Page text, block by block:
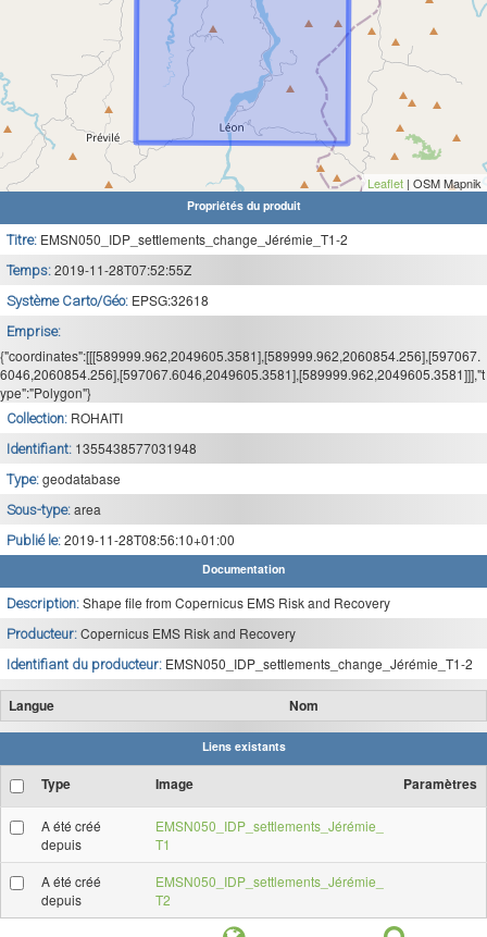
Leaflet | OSM Mapnik
Propriétés du produit
Titre: EMSN050_IDP_settlements_change_Jérémie_T1-2
Temps: 2019-11-28T07:52:55Z
Système Carto/Géo: EPSG:32618
Emprise:
{"coordinates":[[[589999.962,2049605.3581],[589999.962,2060854.256],[597067.
6046,2060854.256],[597067.6046,2049605.3581],[589999.962,2049605.3581]]],"t
ype":"Polygon"}
Collection: ROHAITI
Identifiant: 1355438577031948
Type: geodatabase
Sous-type: area
Publié le: 2019-11-28T08:56:10+01:00
Documentation
Description: Shape file from Copernicus EMS Risk and Recovery
Producteur: Copernicus EMS Risk and Recovery
Identifiant du producteur: EMSN050_IDP_settlements_change_Jérémie_T1-2
Langue Nom
Liens existants
Type Image Paramètres
A été créé
depuis
EMSN050_IDP_settlements_Jérémie_
T1
A été créé
depuis
EMSN050_IDP_settlements_Jérémie_
T2